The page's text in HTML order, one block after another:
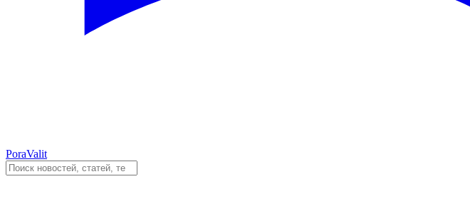
PoraValit